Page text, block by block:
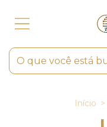
Início >